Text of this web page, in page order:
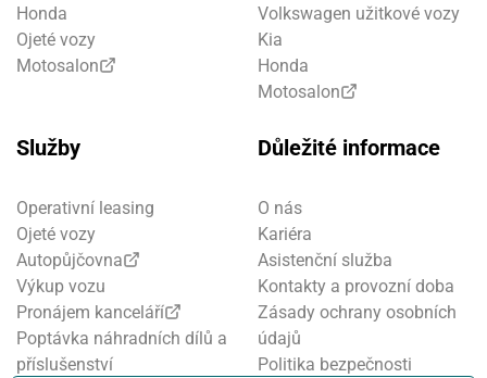
Honda
Ojeté vozy
Motosalon
Volkswagen užitkové vozy
Kia
Honda
Motosalon
Služby
Operativní leasing
Ojeté vozy
Autopůjčovna
Výkup vozu
Pronájem kanceláří
Poptávka náhradních dílů a
příslušenství
Důležité informace
O nás
Kariéra
Asistenční služba
Kontakty a provozní doba
Zásady ochrany osobních
údajů
Politika bezpečnosti